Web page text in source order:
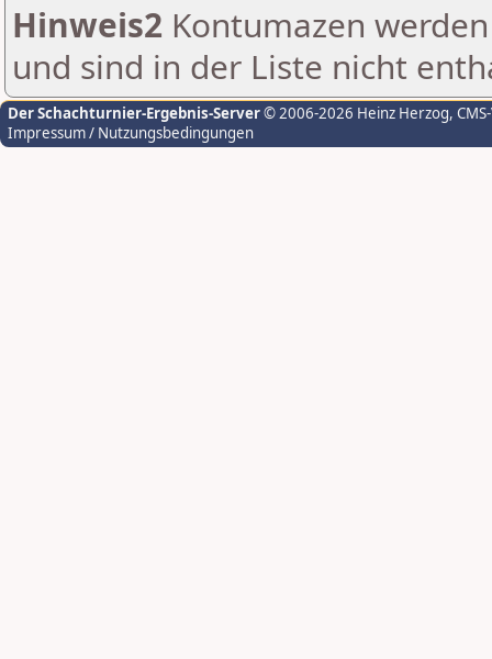
Hinweis2 Kontumazen
und sind in der Liste nicht
Der Schachturnier-Ergebnis-Server© 2006-2026 Heinz Herzog,
Impressum / Nutzungsbedingungen